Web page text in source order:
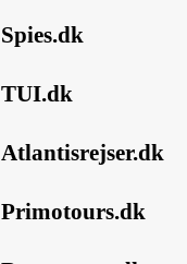
Spies.dk
TUI.dk
Atlantisrejser.dk
Primotours.dk